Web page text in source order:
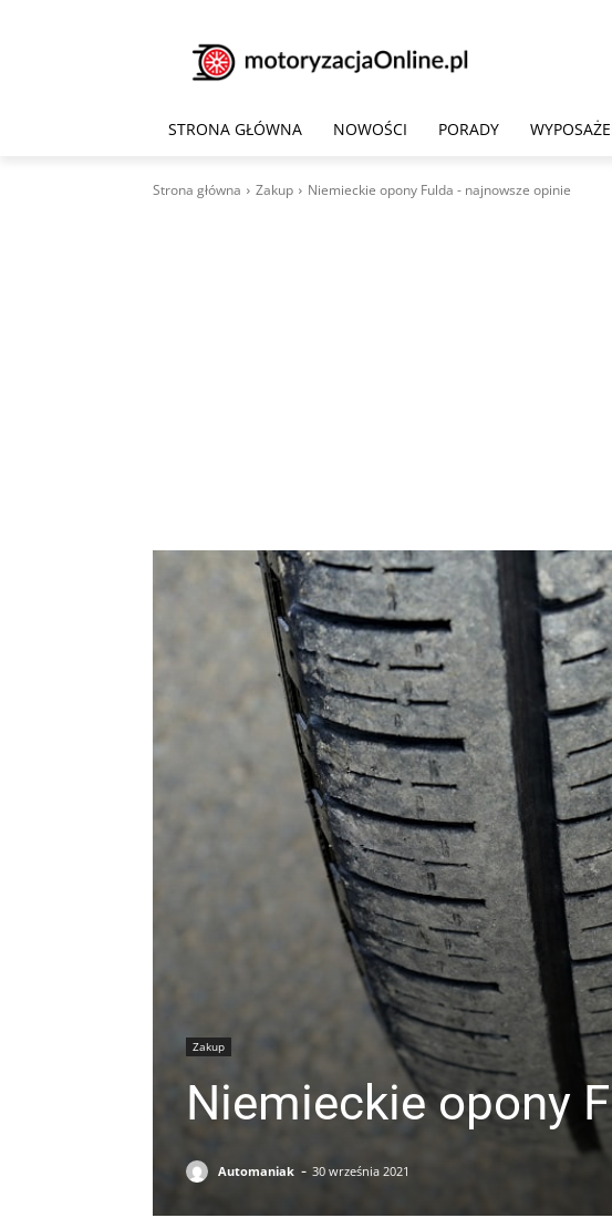
STRONA GŁÓWNA NOWOŚCI PORADY
Strona główna Zakup Niemieckie opony Fulda - najnowsze opinie
Zakup
Niemieckie opony
Automaniak - 30 września 2021